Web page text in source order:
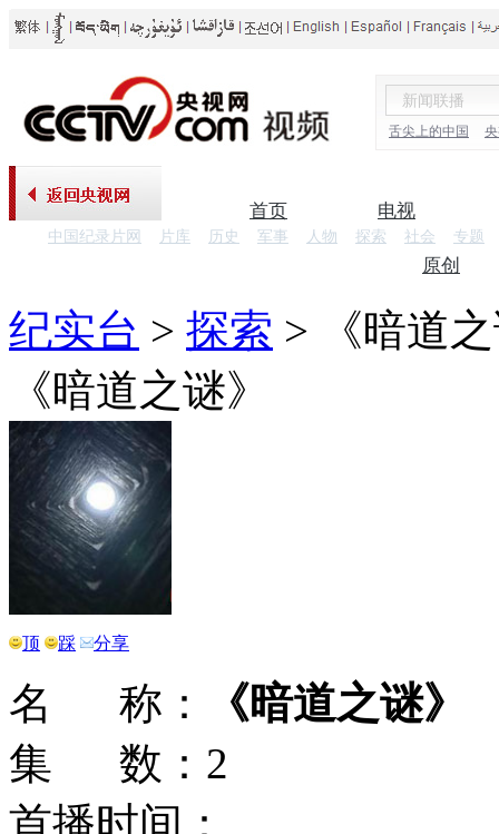
舌尖上的中国
首页 电视
中国纪录片网 片库 历史 军事 人物 探索 社会 专题
原创
纪实台 > 探索 >
《暗道
《暗道之谜》
顶 踩 分享
名 称：
《暗道之谜》
集 数：2
首播时间：